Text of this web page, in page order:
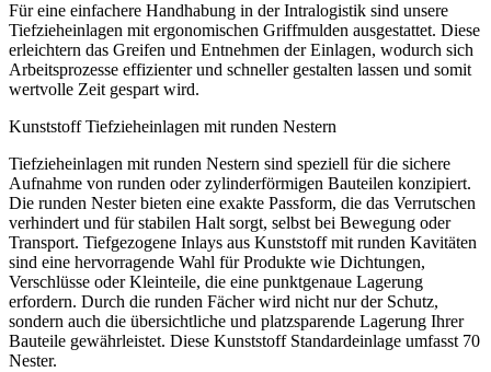
Für eine einfachere Handhabung in der Intralogistik sind unsere
Tiefzieheinlagen mit ergonomischen Griffmulden ausgestattet. Diese
erleichtern das Greifen und Entnehmen der Einlagen, wodurch sich
Arbeitsprozesse effizienter und schneller gestalten lassen und somit
wertvolle Zeit gespart wird.
Kunststoff Tiefzieheinlagen mit runden Nestern
Tiefzieheinlagen mit runden Nestern sind speziell für die sichere
Aufnahme von runden oder zylinderförmigen Bauteilen konzipiert.
Die runden Nester bieten eine exakte Passform, die das Verrutschen
verhindert und für stabilen Halt sorgt, selbst bei Bewegung oder
Transport. Tiefgezogene Inlays aus Kunststoff mit runden Kavitäten
sind eine hervorragende Wahl für Produkte wie Dichtungen,
Verschlüsse oder Kleinteile, die eine punktgenaue Lagerung
erfordern. Durch die runden Fächer wird nicht nur der Schutz,
sondern auch die übersichtliche und platzsparende Lagerung Ihrer
Bauteile gewährleistet. Diese Kunststoff Standardeinlage umfasst 70
Nester.